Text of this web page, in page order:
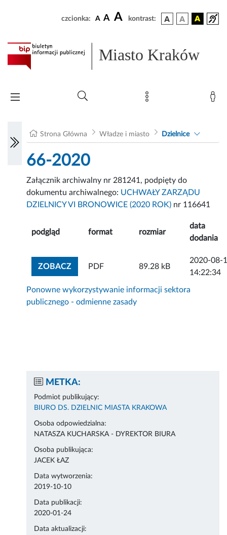
czcionka: A A A kontrast:
Miasto Kraków
Strona Główna Władze i miasto Dzielnice
66-2020
Załącznik archiwalny nr 281241, podpięty do
dokumentu archiwalnego: UCHWAŁY ZARZĄDU
DZIELNICY VI BRONOWICE (2020 ROK) nr 116641
podgląd format rozmiar
data
dodania
ZOBACZZOBACZ ZAŁĄCZNIK
PDF 89.28 kB
2020-08-
14:22:34
Ponowne wykorzystywanie informacji sektora
publicznego - odmienne zasady
METKA:
Podmiot publikujący:
BIURO DS. DZIELNIC MIASTA KRAKOWA
Osoba odpowiedzialna:
NATASZA KUCHARSKA - DYREKTOR BIURA
Osoba publikująca:
JACEK ŁAZ
Data wytworzenia:
2019-10-10
Data publikacji:
2020-01-24
Data aktualizacji: